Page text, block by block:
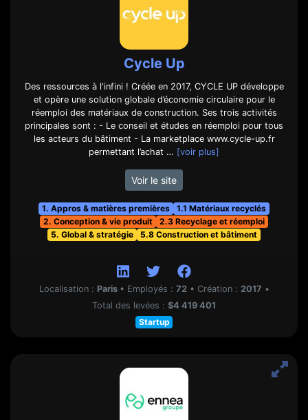
Cycle Up
Des ressources à l'infini ! Créée en 2017, CYCLE UP développe
et opère une solution globale d’économie circulaire pour le
réemploi des matériaux de construction. Ses trois activités
principales sont : - Le conseil et études en réemploi pour tous
les acteurs du bâtiment - La marketplace www.cycle-up.fr
permettant l’achat … [voir plus]
Voir le site
1. Appros & matières premières
1.1 Matériaux recyclés
2. Conception & vie produit
2.3 Recyclage et réemploi
5. Global & stratégie
5.8 Construction et bâtiment
Localisation : Paris • Employés : 72 • Création : 2017 •
Total des levées : $4 419 401
Startup